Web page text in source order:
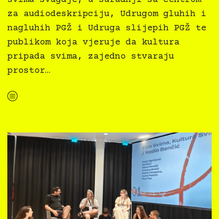
za audiodeskripciju, Udrugom gluhih i
nagluhih PGŽ i Udruga slijepih PGŽ te
publikom koja vjeruje da kultura
pripada svima, zajedno stvaraju
prostor…
“Druga sezona inkluzivne pretplate Kazalište svima se približava svom finalu”